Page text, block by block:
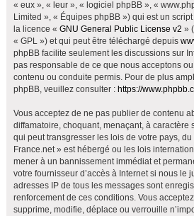
« eux », « leur », « logiciel phpBB », «
Limited », « Équipes phpBB ») qui est un
la licence « GNU General Public License v2 »
« GPL ») et qui peut être téléchargé depuis
phpBB facilite seulement les discussions sur
pas responsable de ce que nous acceptons
contenu ou conduite permis. Pour de plus
phpBB, veuillez consulter : https://
Vous acceptez de ne pas publier de contenu
diffamatoire, choquant, menaçant, à caractère
qui peut transgresser les lois de votre pays,
France.net » est hébergé ou les lois
mener à un bannissement immédiat et
votre fournisseur d’accès à Internet si nous le
adresses IP de tous les messages sont
renforcement de ces conditions. Vous
supprime, modifie, déplace ou verrouille